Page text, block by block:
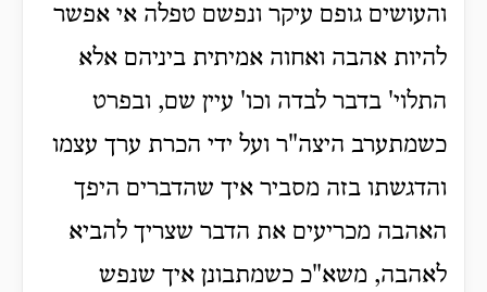
והעושים גופם עיקר ונפשם טפלה אי אפשר
להיות אהבה ואחוה אמיתית ביניהם אלא
התלוי' בדבר לבדה וכו' עיין שם, ובפרט
כשמתערב היצה"ר ועל ידי הכרת ערך עצמו
והדגשתו בזה מסביר איך שהדברים היפך
האהבה מכריעים את הדבר שצריך להביא
לאהבה, משא"כ כשמתבונן איך שנפש